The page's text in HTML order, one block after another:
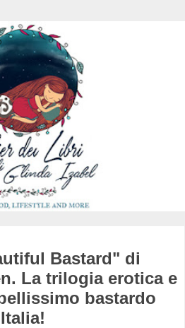
Bastard" di
La trilogia erotica e
bastardo